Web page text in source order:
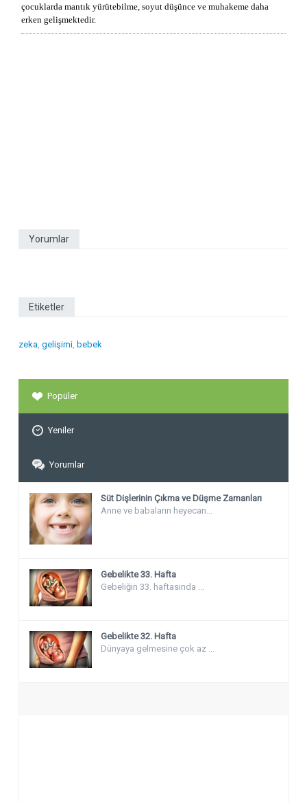
çocuklarda mantık yürütebilme, soyut düşünce ve muhakeme daha
erken gelişmektedir.
Yorumlar
Etiketler
zeka gelişimi bebek
Popüler
Yeniler
Yorumlar
Süt Dişlerinin Çıkma ve Düşme Zamanları
Anne ve babaların heyecan...
Gebelikte 33. Hafta
Gebeliğin 33. haftasında ...
Gebelikte 32. Hafta
Dünyaya gelmesine çok az ...